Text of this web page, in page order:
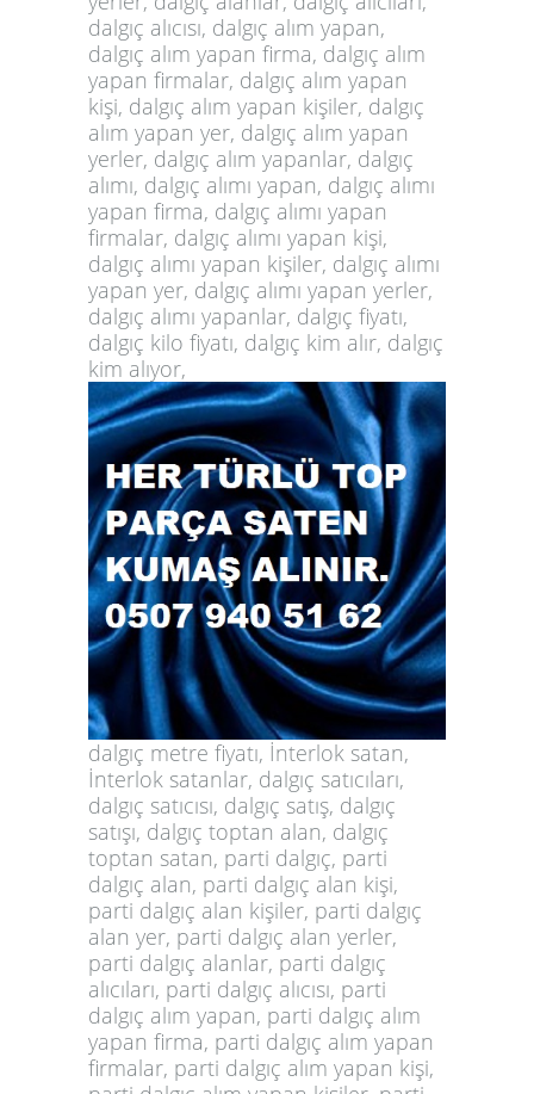
dalgıç alıcısı, dalgıç alım yapan,
dalgıç alım yapan firma, dalgıç alım
yapan firmalar, dalgıç alım yapan
kişi, dalgıç alım yapan kişiler, dalgıç
alım yapan yer, dalgıç alım yapan
yerler, dalgıç alım yapanlar, dalgıç
alımı, dalgıç alımı yapan, dalgıç alımı
yapan firma, dalgıç alımı yapan
firmalar, dalgıç alımı yapan kişi,
dalgıç alımı yapan kişiler, dalgıç alımı
yapan yer, dalgıç alımı yapan yerler,
dalgıç alımı yapanlar, dalgıç fiyatı,
dalgıç kilo fiyatı, dalgıç kim alır, dalgıç
kim alıyor,
dalgıç metre fiyatı, İnterlok satan,
İnterlok satanlar, dalgıç satıcıları,
dalgıç satıcısı, dalgıç satış, dalgıç
satışı, dalgıç toptan alan, dalgıç
toptan satan, parti dalgıç, parti
dalgıç alan, parti dalgıç alan kişi,
parti dalgıç alan kişiler, parti dalgıç
alan yer, parti dalgıç alan yerler,
parti dalgıç alanlar, parti dalgıç
alıcıları, parti dalgıç alıcısı, parti
dalgıç alım yapan, parti dalgıç alım
yapan firma, parti dalgıç alım yapan
firmalar, parti dalgıç alım yapan kişi,